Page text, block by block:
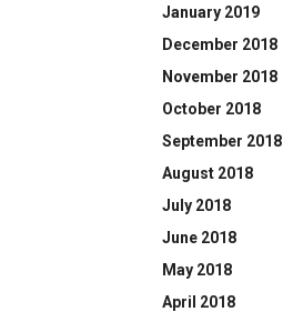
January 2019
December 2018
November 2018
October 2018
September 2018
August 2018
July 2018
June 2018
May 2018
April 2018